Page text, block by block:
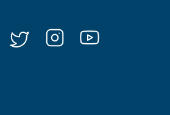
FacebookTwitter Instagram